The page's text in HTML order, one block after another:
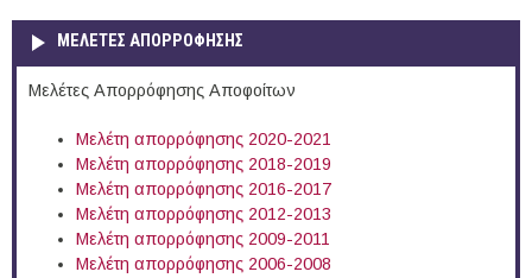
ΜΕΛΕΤΕΣ ΑΠΟΡΡΟΦΗΣΗΣ
Μελέτες Απορρόφησης Αποφοίτων
Μελέτη απορρόφησης 2020-2021
Μελέτη απορρόφησης 2018-2019
Μελέτη απορρόφησης 2016-2017
Μελέτη απορρόφησης 2012-2013
Μελέτη απορρόφησης 2009-2011
Μελέτη απορρόφησης 2006-2008